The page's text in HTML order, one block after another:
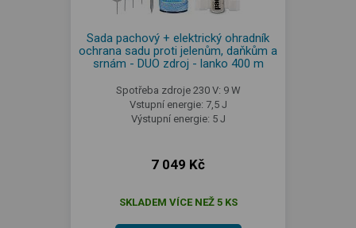
Sada pachový + elektrický ohradník
ochrana sadu proti jelenům, daňkům a
srnám - DUO zdroj - lanko 400 m
Spotřeba zdroje 230 V: 9 W
Vstupní energie: 7,5 J
Výstupní energie: 5 J
7 049 Kč
SKLADEM VÍCE NEŽ 5 KS